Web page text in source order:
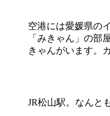
空港には愛媛県の
「みきゃん」の部
きゃんがいます。
JR松山駅。なんと